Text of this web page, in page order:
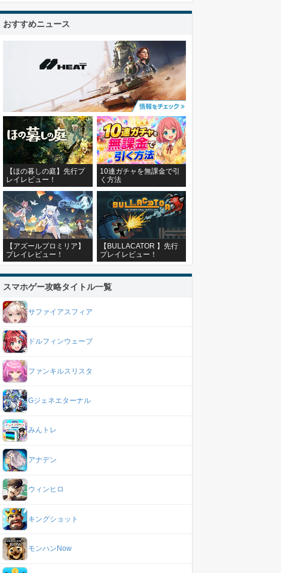
おすすめニュース
【ほの暮しの庭】先行プ
レイレビュー！
10連ガチャを無課金で引
く方法
【アズールプロミリア】
プレイレビュー！
【BULLACATOR 】先行
プレイレビュー！
スマホゲー攻略タイトル一覧
サファイアスフィア
ドルフィンウェーブ
ファンキルスリスタ
Gジェネエターナル
みんトレ
アナデン
ウィンヒロ
キングショット
モンハンNow